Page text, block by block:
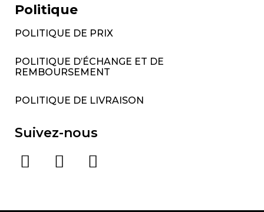
Politique
POLITIQUE DE PRIX
POLITIQUE D’ÉCHANGE ET DE
REMBOURSEMENT
POLITIQUE DE LIVRAISON
Suivez-nous